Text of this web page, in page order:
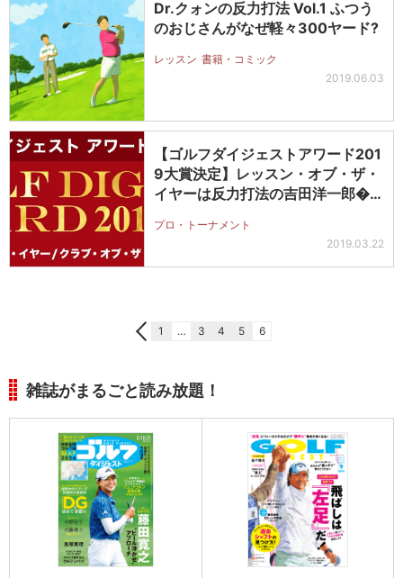
Dr.クォンの反力打法 Vol.1 ふつう
のおじさんがなぜ軽々300ヤード?
レッスン 書籍・コミック
2019.06.03
【ゴルフダイジェストアワード201
9大賞決定】レッスン・オブ・ザ・
イヤーは反力打法の吉田洋一郎�…
プロ・トーナメント
2019.03.22
1 … 3 4 5 6
雑誌がまるごと読み放題！